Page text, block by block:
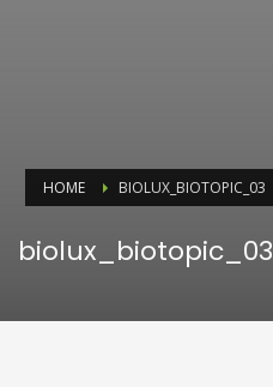
HOME BIOLUX_BIOTOPIC_03
biolux_biotopic_03